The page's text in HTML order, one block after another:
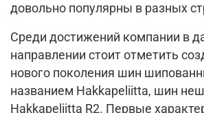
довольно популярны в разных
Среди достижений компании в
направлении стоит отметить
нового поколения шин
названием Hakkapeliitta, шин
Hakkapeliitta R2. Первые